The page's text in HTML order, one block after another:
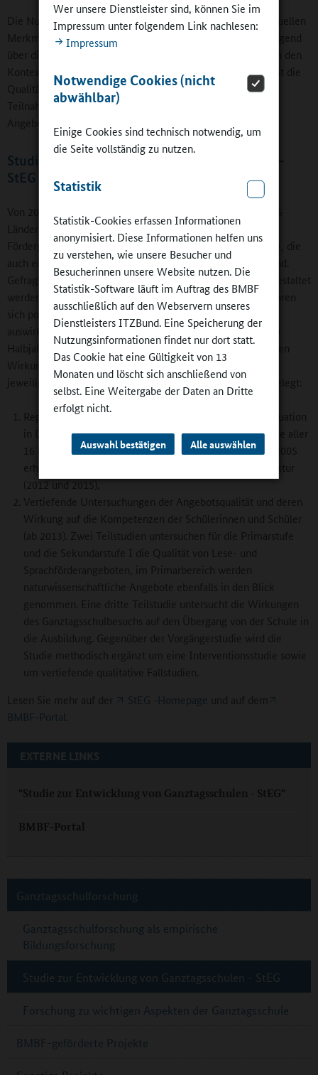
Wer unsere Dienstleister sind, können Sie im
Impressum unter folgendem Link nachlesen:
Impressum
Notwendige Cookies (nicht
abwählbar)
Einige Cookies sind technisch notwendig, um
die Seite vollständig zu nutzen.
Statistik
Statistik-Cookies erfassen Informationen
anonymisiert. Diese Informationen helfen uns
zu verstehen, wie unsere Besucher und
Besucherinnen unsere Website nutzen. Die
Statistik-Software läuft im Auftrag des BMBF
ausschließlich auf den Webservern unseres
Dienstleisters ITZBund. Eine Speicherung der
Nutzungsinformationen findet nur dort statt.
Das Cookie hat eine Gültigkeit von 13
Monaten und löscht sich anschließend von
selbst. Eine Weitergabe der Daten an Dritte
erfolgt nicht.
Auswahl bestätigen Alle auswählen
Die Nutzung von Ganztagsangeboten ist sowohl von individuellen
Merkmalen der Schülerinnen und Schüler (die weit überwiegend
über die Teilnahme mitentscheiden), der Eltern als auch von den
Kontextbedingungen der Schulen abhängig. Insbesondere ist die
Qualität der Ganztagsangebote entscheidend, wobei die
Teilnahmezahlen anderseits auch Rückwirkungen auf die
Angebotsbreite und -qualität haben.
Studie zur Entwicklung von Ganztagsschulen –
StEG 2012-2015
Von 2012 bis 2015 wird die Studie unter Beteiligung aller 16
Länder weitergeführt. Schwerpunkt sind in der zweiten
Förderphase Qualität und Wirkungen der Ganztagsangebote, die
auch eine Voraussetzung für die Akzeptanz und Nutzung sind.
Gefragt wird, wie erfolgreiche Ganztagsangebote optimal gestaltet
werden können und welche spezifischen Organisationsfaktoren
sich positiv auf die individuelle Entwicklung der Schüler
auswirken. Da die Ganztagsangebote freiwillig und meist im
Halbjahresrhythmus genutzt werden, ist es erforderlich, deren
Wirkungen in kürzeren Erhebungszyklen und nach Art des
jeweiligen Angebots zu prüfen. Die Studie ist wie folgt angelegt:
Repräsentative Erhebung zur aktuellen Ganztagsschulsituation
in Deutschland (Schulleitungsbefragung) unter Teilnahme aller
16 Länder mit neuer Schulstichprobe aufgrund der seit 2005
erheblich veränderten Organisations- und Angebotsstruktur
(2012 und 2015),
Vertiefende Untersuchungen der Angebotsqualität und deren
Wirkung auf die Kompetenzen der Schülerinnen und Schüler
(ab 2013). Zwei Teilstudien untersuchen für die Primarstufe
und die Sekundarstufe I die Qualität von Lese- und
Sprachförderangeboten, im Primarbereich werden
naturwissenschaftliche Angebote ebenfalls in den Blick
genommen. Eine dritte Teilstudie untersucht die Wirkungen
des Ganztagsschulbesuchs auf den Übergang von der Schule in
die Ausbildung. Gegenüber der Vorgängerstudie wird die
Studie methodisch ergänzt um eine Interventionsstudie sowie
um vertiefende qualitative Fallstudien.
Lesen Sie mehr auf der
StEG -Homepage und auf dem
BMBF-Portal
EXTERNE LINKS
"Studie zur Entwicklung von Ganztagsschulen - StEG"
BMBF-Portal
Ganztagsschulforschung
Ganztagsschulforschung als empirische
Bildungsforschung
Studie zur Entwicklung von Ganztagsschulen - StEG
Forschung zu wichtigen Aspekten der Ganztagsschule
BMBF-geförderte Projekte